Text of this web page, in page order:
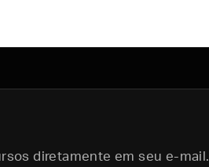
diretamente em seu e-mail.